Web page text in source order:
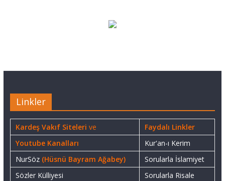
Linkler
Kardeş Vakıf Siteleri ve
Faydalı Linkler
Youtube Kanalları
Kur'an-ı Kerim
NurSöz (Hüsnü Bayram Ağabey)
Sorularla İslamiyet
Sözler Külliyesi
Sorularla Risale